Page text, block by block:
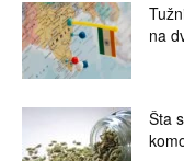
na
Šta